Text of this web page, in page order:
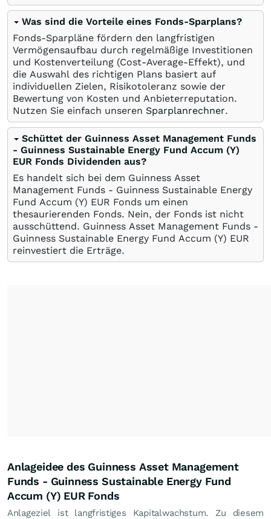
Was sind die Vorteile eines Fonds-Sparplans?
Fonds-Sparpläne fördern den langfristigen
Vermögensaufbau durch regelmäßige Investitionen
und Kostenverteilung (Cost-Average-Effekt), und
die Auswahl des richtigen Plans basiert auf
individuellen Zielen, Risikotoleranz sowie der
Bewertung von Kosten und Anbieterreputation.
Nutzen Sie einfach unseren Sparplanrechner.
Schüttet der Guinness Asset Management Funds
- Guinness Sustainable Energy Fund Accum (Y)
EUR Fonds Dividenden aus?
Es handelt sich bei dem Guinness Asset
Management Funds - Guinness Sustainable Energy
Fund Accum (Y) EUR Fonds um einen
thesaurierenden Fonds. Nein, der Fonds ist nicht
ausschüttend. Guinness Asset Management Funds -
Guinness Sustainable Energy Fund Accum (Y) EUR
reinvestiert die Erträge.
Anlageidee des Guinness Asset Management
Funds - Guinness Sustainable Energy Fund
Accum (Y) EUR Fonds
Anlageziel ist langfristiges Kapitalwachstum. Zu diesem